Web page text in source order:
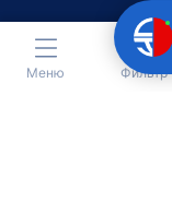
Меню Фильтр